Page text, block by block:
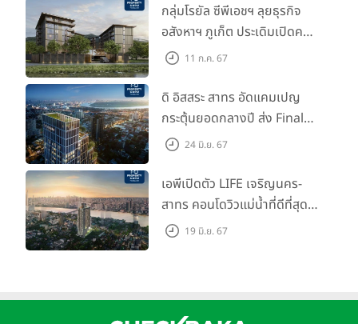
กลุ่มโรยัล ซีพีเอชฯ ลุยธุรกิจ
อสังหาฯ ภูเก็ต ประเดิมเปิดคอน
โดฯ "เลค อเวนิว ภูเก็ต" พรีเซล
11 ก.ค. 67
ดิ อิสสระ สาทร อัดแคมเปญ
กระตุ้นยอดกลางปี ส่ง Final
Call ห้องหลุดดาวน์ หั่นราคา
24 มิ.ย. 67
เอพีเปิดตัว LIFE เจริญนคร-
สาทร คอนโดวิวแม่น้ำที่ดีที่สุด
กับชีวิตที่เหนือกว่าในทุกมิติ
19 มิ.ย. 67